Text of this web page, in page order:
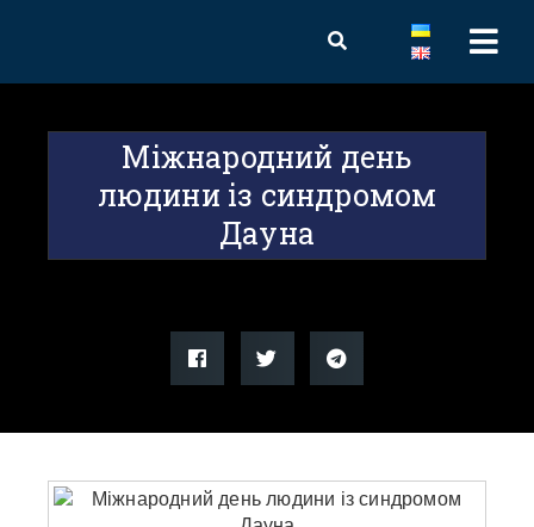
Міжнародний день
людини із синдромом
Дауна